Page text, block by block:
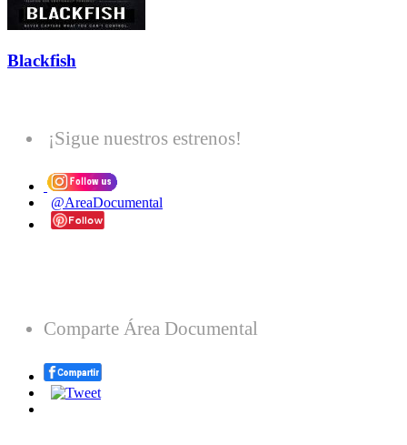
Blackfish
¡Sigue nuestros estrenos!
@AreaDocumental
Comparte Área Documental